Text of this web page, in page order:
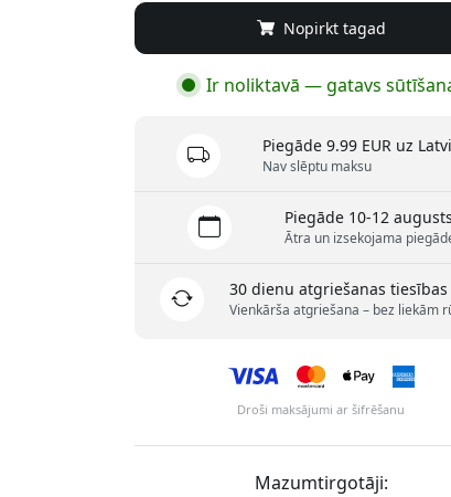
Nopirkt tagad
Ir noliktavā — gatavs
Piegāde 9.99 EUR uz
Nav slēptu maksu
Piegāde 10-12 augusts
Ātra un izsekojama
30 dienu atgriešanas tiesības
Vienkārša atgriešana – bez liekām
Droši maksājumi ar šifrēšanu
Mazumtirgotāji: